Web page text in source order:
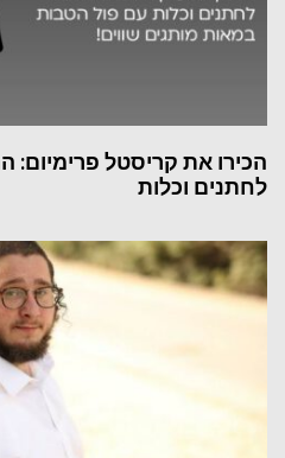
הכירו את קריסטל פרימיום:
לחתנים וכלות